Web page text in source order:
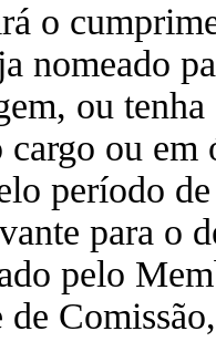
o
nomeado
ou
cargo ou
período
para o
pelo
de